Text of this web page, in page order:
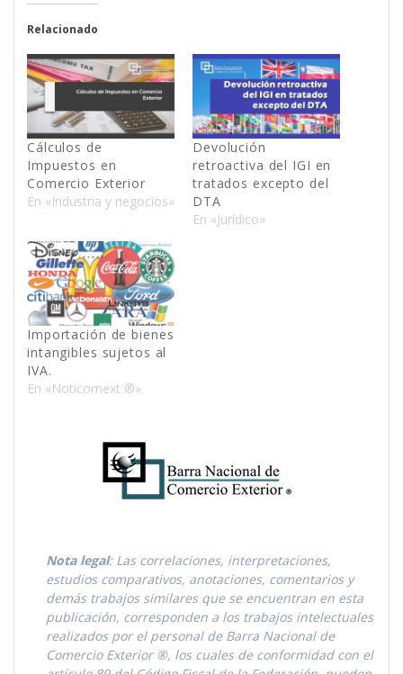
Relacionado
Cálculos de
Impuestos en
Comercio Exterior
En «Industria y negocios»
Devolución
retroactiva del IGI en
tratados excepto del
DTA
En «Jurí­dico»
Importación de bienes
intangibles sujetos al
IVA.
En «Noticomext ®»
Nota legal: Las correlaciones, interpretaciones,
estudios comparativos, anotaciones, comentarios y
demás trabajos similares que se encuentran en esta
publicación, corresponden a los trabajos intelectuales
realizados por el personal de Barra Nacional de
Comercio Exterior ®, los cuales de conformidad con el